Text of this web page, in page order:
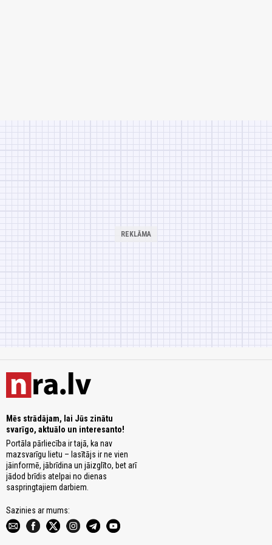
Mēs strādājam, lai Jūs zinātu
svarīgo, aktuālo un interesanto!
Portāla pārliecība ir tajā, ka nav
mazsvarīgu lietu – lasītājs ir ne vien
jāinformē, jābrīdina un jāizglīto, bet arī
jādod brīdis atelpai no dienas
saspringtajiem darbiem.
Sazinies ar mums: